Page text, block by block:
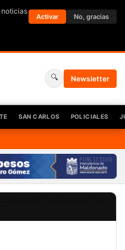
Activar No, gracias
🔍 Newsletter
SAN CARLOS POLICIALES
PUBLICIDAD